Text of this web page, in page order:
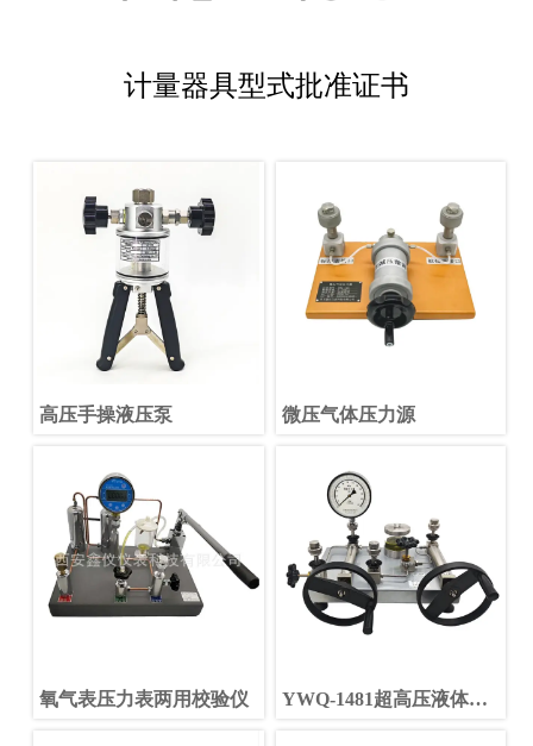
计量器具型式批准证书
高压手操液压泵 微压气体压力源
氧气表压力表两用校验仪
YWQ-1481超高压液体压